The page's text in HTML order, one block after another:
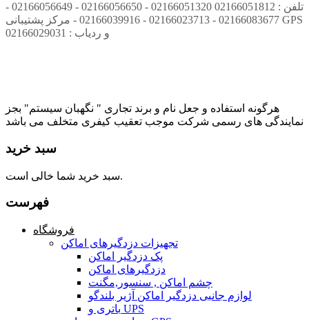
تلفن : 02166051812 02166051320 - 02166056650 - 02166056649 -
02166083677 - 02166023713 - 02166039916 - مرکز پشتیبانی GPS
و ردیاب : 02166029031
هرگونه استفاده و جعل نام و برند تجاری " نگهبان سیستم" بجز
نمایندگی های رسمی شرکت موجب تعقیب کیفری متخلف می باشد
سبد خرید
سبد خرید شما خالی است.
فهرست
فروشگاه
تجهیزات دزدگیرهای اماکن
پک دزدگیر اماکن
دزدگیرهای اماکن
چشم اماکن , سنسور,مگنت
لوازم جانبی دزدگیر اماکن آژیر بلندگو
باتری و UPS